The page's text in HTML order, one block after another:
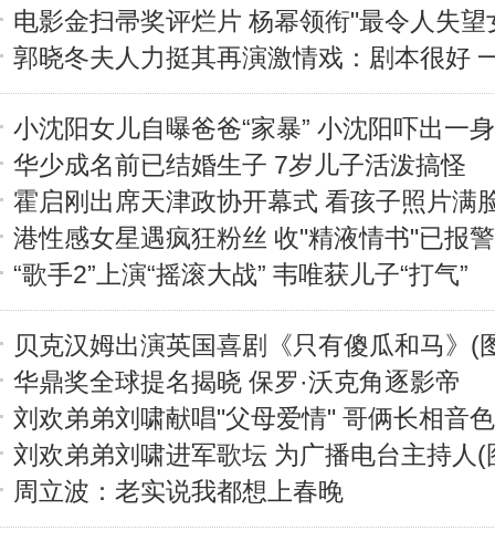
电影金扫帚奖评烂片 杨幂领衔"最令人失望
郭晓冬夫人力挺其再演激情戏：剧本很好
小沈阳女儿自曝爸爸“家暴” 小沈阳吓出一
华少成名前已结婚生子 7岁儿子活泼搞怪
霍启刚出席天津政协开幕式 看孩子照片满
港性感女星遇疯狂粉丝 收"精液情书"已报
“歌手2”上演“摇滚大战” 韦唯获儿子“打气”
贝克汉姆出演英国喜剧《只有傻瓜和马》(
华鼎奖全球提名揭晓 保罗·沃克角逐影帝
刘欢弟弟刘啸献唱"父母爱情" 哥俩长相音
刘欢弟弟刘啸进军歌坛 为广播电台主持人(
周立波：老实说我都想上春晚